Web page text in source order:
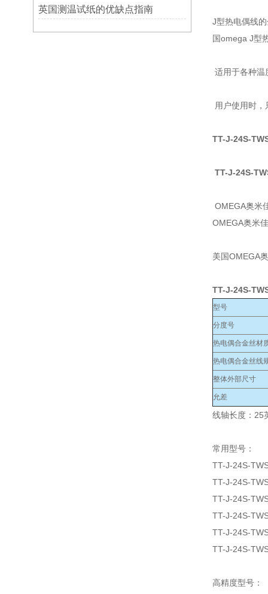
英国测温试纸的优缺点指南
J型热电偶线
国omega J型
适用于各种温
用户使用时
TT-J-24S-
TT-J-24S-
OMEGA奥米
OMEGA奥米
美国OMEGA
TT-J-24S-
型号
分度号
热电偶合金丝材
热电偶合金丝线
整体外部尺寸
允差
线轴长度：25
常用型号：
TT-J-24S-
TT-J-24S-
TT-J-24S-
TT-J-24S-
TT-J-24S-
TT-J-24S-
高精度型号：